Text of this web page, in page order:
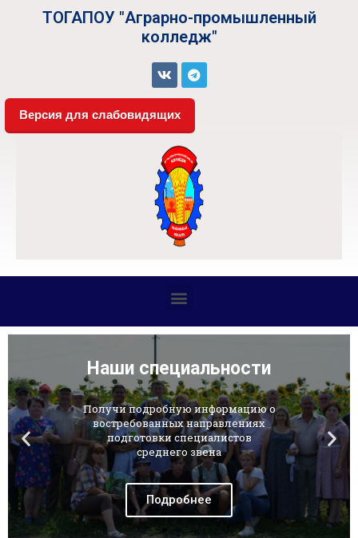
ТОГАПОУ "Аграрно-промышленный
колледж"
Версия для слабовидящих
Наши специальности
Получи подробную информацию о
востребованных направлениях
подготовки специалистов
среднего звена
Подробнее